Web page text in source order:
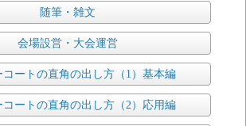
随筆・雑文
会場設営・大会運営
コートの直角の出し方（1）基本編
コートの直角の出し方（2）応用編